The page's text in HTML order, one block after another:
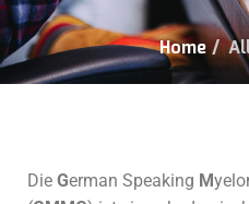
Home /
Die German Speaking M